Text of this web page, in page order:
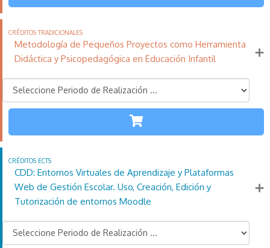
110Horas 11 21días
Más información
Metodología de Pequeños Proyectos como Herramienta
Didáctica y Psicopedagógica en Educación Infantil
INFANTIL
110Horas 11 21días
Más información
CDD: Entornos Virtuales de Aprendizaje y Plataformas
Web de Gestión Escolar. Uso, Creación, Edición y
Tutorización de entornos Moodle